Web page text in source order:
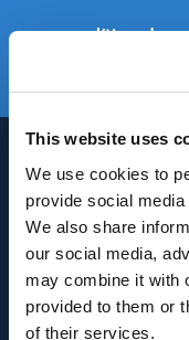
This website uses
We use cookies to
provide social
We also share
our social media,
may combine it with
provided to them or
of their services.
política de
INNOVACIÓN Y